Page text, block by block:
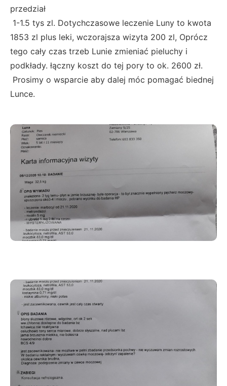
przedział
1-1.5 tys zl. Dotychczasowe leczenie Luny to kwota
1853 zl plus leki, wczorajsza wizyta 200 zl, Oprócz
tego cały czas trzeb Lunie zmieniać pieluchy i
podkłady. łączny koszt do tej pory to ok. 2600 zł.
Prosimy o wsparcie aby dalej móc pomagać biednej
Lunce.